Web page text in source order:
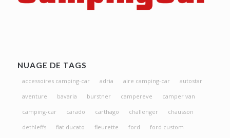
NUAGE DE TAGS
accessoires camping-car adria aire camping-car
autostar
aventure
bavaria burstner campereve
camper van
camping-car
carado carthago challenger
chausson
dethleffs
fiat ducato fleurette ford
ford custom